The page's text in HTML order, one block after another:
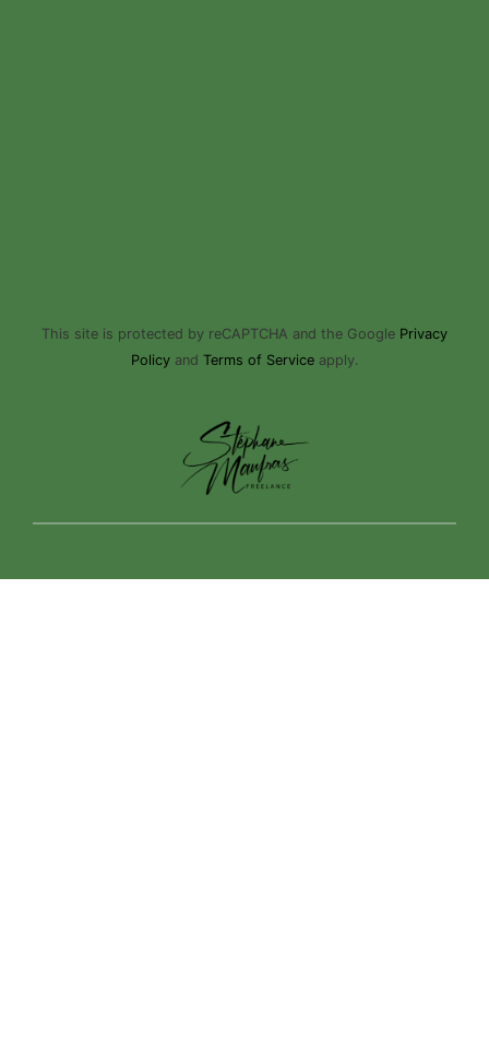
This site is protected by reCAPTCHA and the Google Privacy
Policyand Terms of Serviceapply.